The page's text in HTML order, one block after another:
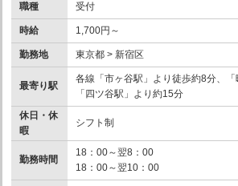
職種 受付
時給 1,700円～
勤務地 東京都 > 新宿区
最寄り駅
各線「市ヶ谷駅」より徒歩約8分、「
「四ツ谷駅」より約15分
休日・休
暇
シフト制
勤務時間
18：00～翌8：00
18：00～翌10：00